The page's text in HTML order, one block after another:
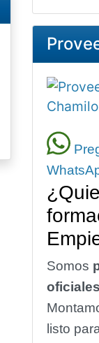
Somos
listo